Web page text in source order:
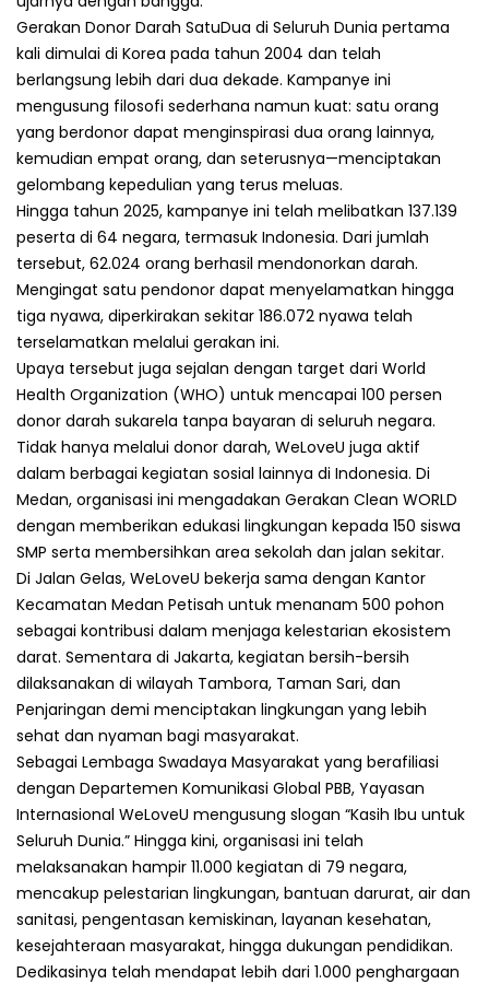
Gerakan Donor Darah SatuDua di Seluruh Dunia pertama
kali dimulai di Korea pada tahun 2004 dan telah
berlangsung lebih dari dua dekade. Kampanye ini
mengusung filosofi sederhana namun kuat: satu orang
yang berdonor dapat menginspirasi dua orang lainnya,
kemudian empat orang, dan seterusnya—menciptakan
gelombang kepedulian yang terus meluas.
Hingga tahun 2025, kampanye ini telah melibatkan 137.139
peserta di 64 negara, termasuk Indonesia. Dari jumlah
tersebut, 62.024 orang berhasil mendonorkan darah.
Mengingat satu pendonor dapat menyelamatkan hingga
tiga nyawa, diperkirakan sekitar 186.072 nyawa telah
terselamatkan melalui gerakan ini.
Upaya tersebut juga sejalan dengan target dari World
Health Organization (WHO) untuk mencapai 100 persen
donor darah sukarela tanpa bayaran di seluruh negara.
Tidak hanya melalui donor darah, WeLoveU juga aktif
dalam berbagai kegiatan sosial lainnya di Indonesia. Di
Medan, organisasi ini mengadakan Gerakan Clean WORLD
dengan memberikan edukasi lingkungan kepada 150 siswa
SMP serta membersihkan area sekolah dan jalan sekitar.
Di Jalan Gelas, WeLoveU bekerja sama dengan Kantor
Kecamatan Medan Petisah untuk menanam 500 pohon
sebagai kontribusi dalam menjaga kelestarian ekosistem
darat. Sementara di Jakarta, kegiatan bersih-bersih
dilaksanakan di wilayah Tambora, Taman Sari, dan
Penjaringan demi menciptakan lingkungan yang lebih
sehat dan nyaman bagi masyarakat.
Sebagai Lembaga Swadaya Masyarakat yang berafiliasi
dengan Departemen Komunikasi Global PBB, Yayasan
Internasional WeLoveU mengusung slogan “Kasih Ibu untuk
Seluruh Dunia.” Hingga kini, organisasi ini telah
melaksanakan hampir 11.000 kegiatan di 79 negara,
mencakup pelestarian lingkungan, bantuan darurat, air dan
sanitasi, pengentasan kemiskinan, layanan kesehatan,
kesejahteraan masyarakat, hingga dukungan pendidikan.
Dedikasinya telah mendapat lebih dari 1.000 penghargaan